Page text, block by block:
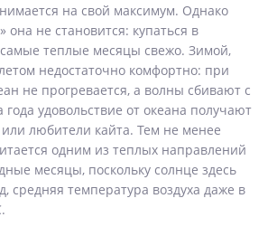
на свой максимум. Однако
не становится: купаться в
теплые месяцы свежо. Зимой,
недостаточно комфортно: при
не прогревается, а волны сбивают с
года удовольствие от океана получают
любители кайта. Тем не менее
одним из теплых направлений
месяцы, поскольку солнце здесь
средняя температура воздуха даже в